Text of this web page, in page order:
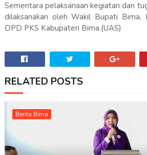
Sementara pelaksanaan kegiatan dan
dilaksanakan oleh Wakil Bupati Bima,
DPD PKS Kabupaten Bima.(UAS)
RELATED POSTS
Berita Bima